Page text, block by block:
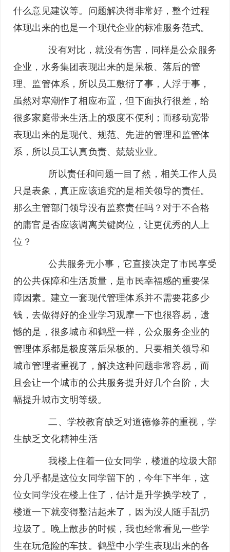
什么意见建议等。问题解决得非常好，整个过程
体现出来的也是一个现代企业的标准服务范式。
没有对比，就没有伤害，同样是公众服务
企业，水务集团表现出来的是呆板、落后的管
理、监管体系，所以员工敷衍了事，人浮于事，
虽然对寒潮作了相应布置，但下面执行很差，给
很多家庭带来生活上的极度不便利；而移动宽带
表现出来的是现代、规范、先进的管理和监管体
系，所以员工认真负责、兢兢业业。
所以责任和问题一目了然，相关工作人员
只是表象，真正应该追究的是相关领导的责任。
那么主管部门领导没有监察责任吗？对于不合格
的庸官是否应该调离关键岗位，让更优秀的人上
位？
公共服务无小事，它直接决定了市民享受
的公共保障和生活质量，是市民幸福感的重要保
障因素。建立一套现代管理体系并不需要花多少
钱，去做得好的企业学习观摩一下也很容易，遗
憾的是，很多城市和鹤壁一样，公众服务企业的
管理体系都是极度落后呆板的。只要相关领导和
城市管理者重视了，解决这种问题非常容易，而
且会让一个城市的公共服务提升好几个台阶，大
幅提升城市文明等级。
二、学校教育缺乏对道德修养的重视，学
生缺乏文化精神生活
我楼上住着一位女同学，楼道的垃圾大部
分几乎都是这位女同学留下的，今年下半年，这
位女同学没在楼上住了，估计是升学换学校了，
楼道一下就变得整洁起来了，因为没人随手乱扔
垃圾了。晚上散步的时候，我也经常看见一些学
生在玩危险的车技。鹤壁中小学生表现出来的各